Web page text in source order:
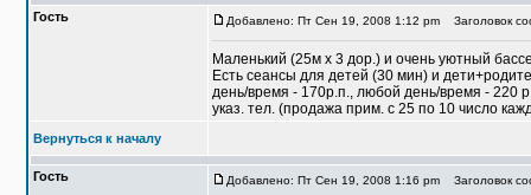
Гость Добавлено: Пт Сен 19, 2008 1:12 pm Заголовок
Маленький (25м х 3 дор.) и очень уютный
Есть сеансы для детей (30 мин) и
день/время - 170р.п., любой день/время - 220
указ. тел. (продажа прим. с 25 по 10 число
Вернуться к началу
Гость Добавлено: Пт Сен 19, 2008 1:16 pm Заголовок